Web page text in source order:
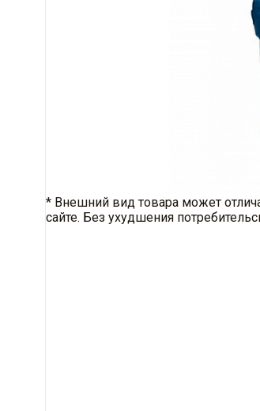
* Внешний вид товара может
сайте. Без ухудшения